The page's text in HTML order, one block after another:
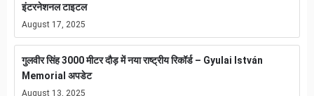
इंटरनेशनल टाइटल
August 17, 2025
गुलवीर सिंह 3000 मीटर दौड़ में नया राष्ट्रीय रिकॉर्ड – Gyulai István
Memorial अपडेट
August 13, 2025